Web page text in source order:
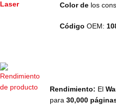
Color de los
Código OEM:
Rendimiento: El
para 30,000